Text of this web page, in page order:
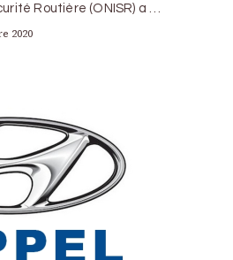
Routière (ONISR) a …
2020